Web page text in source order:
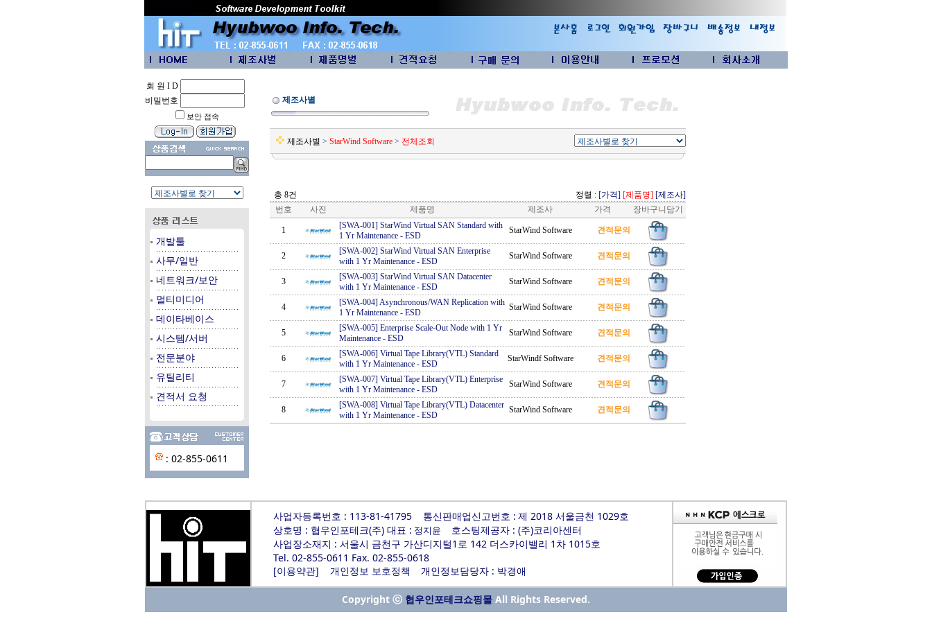
회 원 I D
비밀번호
보안 접속
개발툴
사무/일반
네트워크/보안
멀티미디어
데이타베이스
시스템/서버
전문분야
유틸리티
견적서 요청
: 02-855-0611
제조사별
제조사별 > StarWind Software > 전체조회
총 8건 정렬 : [가격] [제품명] [제조사]
번호
사진 제품명 제조사 가격 장바구니담기
1
[SWA-001] StarWind Virtual SAN Standard with
1 Yr Maintenance - ESD
StarWind Software 견적문의
2
[SWA-002] StarWind Virtual SAN Enterprise
with 1 Yr Maintenance - ESD
StarWind Software 견적문의
3
[SWA-003] StarWind Virtual SAN Datacenter
with 1 Yr Maintenance - ESD
StarWind Software 견적문의
4
[SWA-004] Asynchronous/WAN Replication with
1 Yr Maintenance - ESD
StarWind Software 견적문의
5
[SWA-005] Enterprise Scale-Out Node with 1 Yr
Maintenance - ESD
StarWind Software 견적문의
6
[SWA-006] Virtual Tape Library(VTL) Standard
with 1 Yr Maintenance - ESD
StarWindf Software 견적문의
7
[SWA-007] Virtual Tape Library(VTL) Enterprise
with 1 Yr Maintenance - ESD
StarWind Software 견적문의
8
[SWA-008] Virtual Tape Library(VTL) Datacenter
with 1 Yr Maintenance - ESD
StarWind Software 견적문의
사업자등록번호 : 113-81-41795 통신판매업신고번호 : 제 2018 서울금천 1029호
상호명 : 협우인포테크(주) 대표 : 정지윤
호스팅제공자 : (주)코리아센터
사업장소재지 : 서울시 금천구 가산디지털1로 142 더스카이밸리 1차 1015호
Tel. 02-855-0611 Fax. 02-855-0618
[이용약관] 개인정보 보호정책 개인정보담당자 : 박경애
Copyright ⓒ 협우인포테크쇼핑몰 All Rights Reserved.